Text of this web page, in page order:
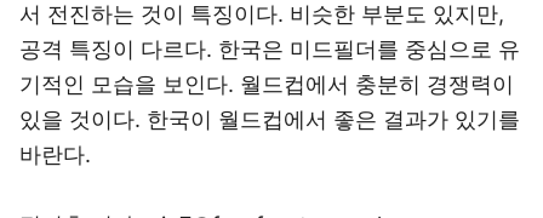
서 전진하는 것이 특징이다. 비슷한 부분도 있지만,
공격 특징이 다르다. 한국은 미드필더를 중심으로 유
기적인 모습을 보인다. 월드컵에서 충분히 경쟁력이
있을 것이다. 한국이 월드컵에서 좋은 결과가 있기를
바란다.